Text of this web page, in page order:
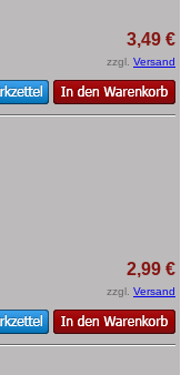
3,49 €
zzgl. Versand
2,99 €
zzgl. Versand